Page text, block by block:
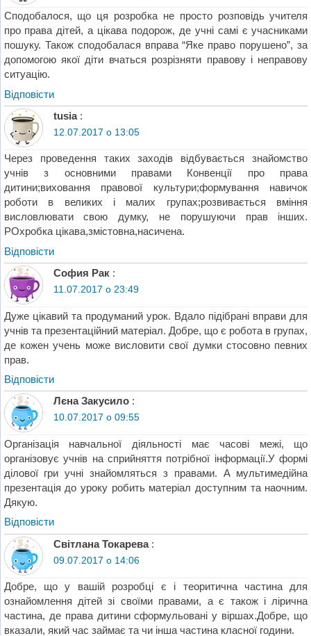
Сподобалося, що ця розробка не просто розповідь учителя
про права дітей, а цікава подорож, де учні самі є учасниками
пошуку. Також сподобалася вправа “Яке право порушено”, за
допомогою якої діти вчаться розрізняти правову і неправову
ситуацію.
Відповіcти
tusia :
12.07.2017 о 13:05
Через проведення таких заходів відбувається знайомство
учнів з основними правами Конвенції про права
дитини;виховання правової культури;формування навичок
роботи в великих і малих групах;розвивається вміння
висловлювати свою думку, не порушуючи прав інших.
РОхробка цікава,змістовна,насичена.
Відповіcти
София Рак :
11.07.2017 о 23:49
Дуже цікавий та продуманий урок. Вдало підібрані вправи для
учнів та презентаційний матеріал. Добре, що є робота в групах,
де кожен учень може висловити свої думки стосовно певних
прав.
Відповіcти
Лєна Закусило :
10.07.2017 о 09:55
Організація навчальної діяльності має часові межі, що
організовує учнів на сприйняття потрібної інформації.У формі
ділової гри учні знайомляться з правами. А мультимедійна
презентація до уроку робить матеріал доступним та наочним.
Дякую.
Відповіcти
Світлана Токарева :
09.07.2017 о 14:06
Добре, що у вашій розробці є і теоритична частина для
ознайомлення дітей зі своїми правами, а є також і лірична
частина, де права дитини сформульовані у віршах.Добре, що
вказали, який час займає та чи інша частина класної години.